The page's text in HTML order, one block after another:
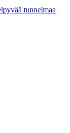
tunnelmaa